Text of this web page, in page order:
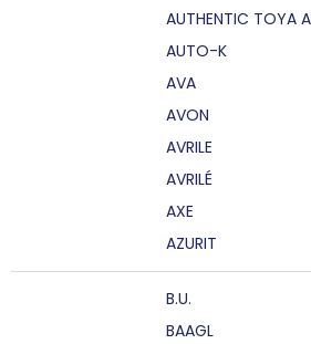
AUTHENTIC TOYA
AUTO-K
AVA
AVON
AVRILE
AVRILÉ
AXE
AZURIT
B.U.
BAAGL